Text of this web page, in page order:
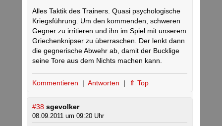
Alles Taktik des Trainers. Quasi psychologische
Kriegsführung. Um den kommenden, schweren
Gegner zu irritieren und ihn im Spiel mit unserem
Griechenknipser zu überraschen. Der lenkt dann
die gegnerische Abwehr ab, damit der Bucklige
seine Tore aus dem Nichts machen kann.
Kommentieren | Antworten | ⇑ Top
#38 sgevolker
08.09.2011 um 09:20 Uhr